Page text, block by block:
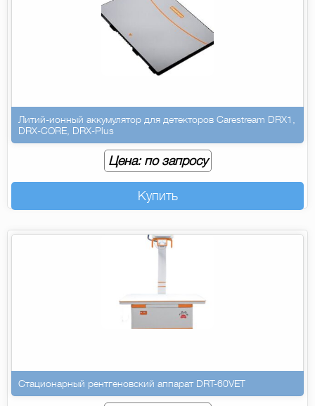
Литий-ионный аккумулятор для детекторов Carestream DRX1,
DRX-CORE, DRX-Plus
Цена: по запросу
Купить
Стационарный рентгеновский аппарат DRT-60VET